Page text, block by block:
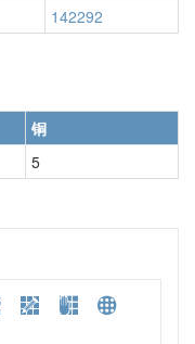
142292
铜
5